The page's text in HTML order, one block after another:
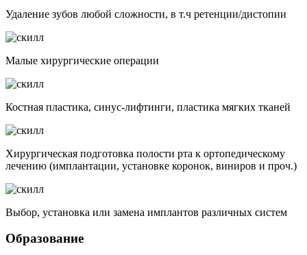
Удаление зубов любой сложности, в т.ч ретенции/дистопии
Малые хирургические операции
Костная пластика, синус-лифтинги, пластика мягких тканей
Хирургическая подготовка полости рта к ортопедическому
лечению (имплантации, установке коронок, виниров и проч.)
Выбор, установка или замена имплантов различных систем
Образование